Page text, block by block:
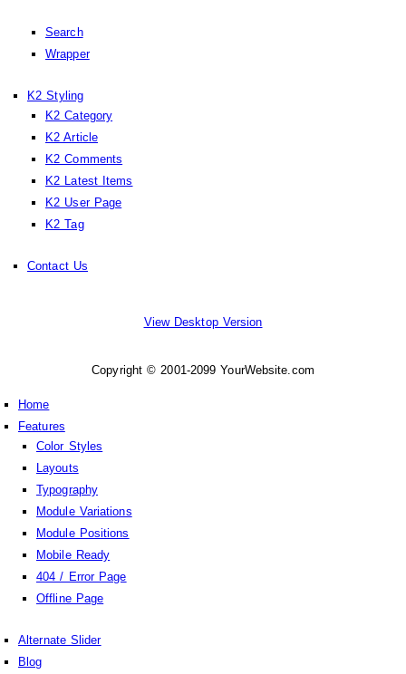
Search
Wrapper
K2 Styling
K2 Category
K2 Article
K2 Comments
K2 Latest Items
K2 User Page
K2 Tag
Contact Us
View Desktop Version
Copyright © 2001-2099 YourWebsite.com
Home
Features
Color Styles
Layouts
Typography
Module Variations
Module Positions
Mobile Ready
404 / Error Page
Offline Page
Alternate Slider
Blog